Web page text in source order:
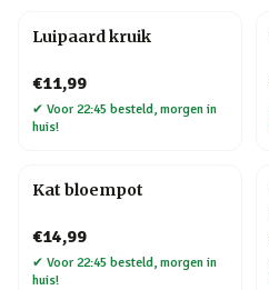
Luipaard kruik
€11,99
✔ Voor 22:45 besteld, morgen in
huis!
Kat bloempot
€14,99
✔ Voor 22:45 besteld, morgen in
huis!